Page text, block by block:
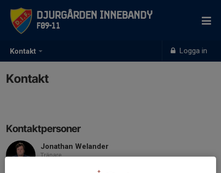
Kontakt Logga in
Djurgården Innebandy
F09-11
Kontakt
Kontaktpersoner
Jonathan Welander
Tränare